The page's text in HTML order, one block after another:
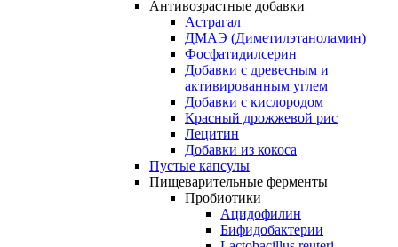
Антивозрастные добавки
Астрагал
ДМАЭ (Диметилэтаноламин)
Фосфатидилсерин
Добавки с древесным и
активированным углем
Добавки с кислородом
Красный дрожжевой рис
Лецитин
Добавки из кокоса
Пустые капсулы
Пищеварительные ферменты
Пробиотики
Ацидофилин
Бифидобактерии